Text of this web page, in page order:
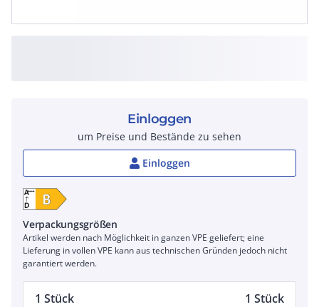
Einloggen
um Preise und Bestände zu sehen
Einloggen
Verpackungsgrößen
Artikel werden nach Möglichkeit in ganzen VPE geliefert; eine
Lieferung in vollen VPE kann aus technischen Gründen jedoch nicht
garantiert werden.
1 Stück 1 Stück